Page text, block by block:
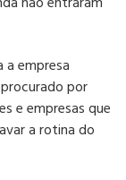
empresa
por
e empresas que
a rotina do